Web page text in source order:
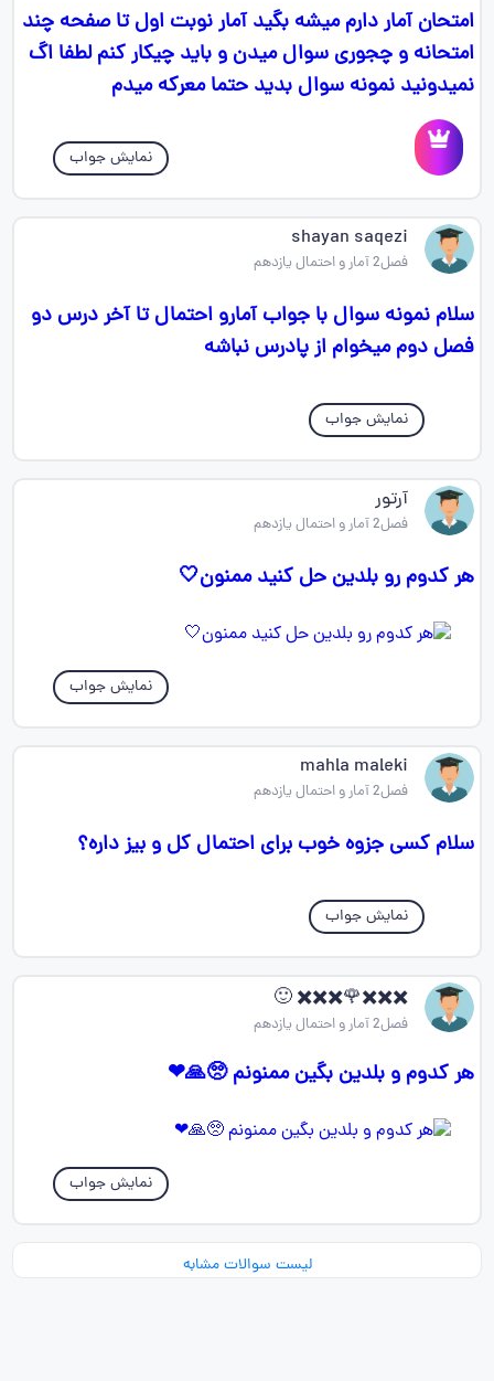
امتحان آمار دارم میشه بگید آمار نوبت اول تا صفحه چند
امتحانه و چجوری سوال میدن و باید چیکار کنم لطفا اگ
نمیدونید نمونه سوال بدید حتما معرکه میدم
نمایش جواب
shayan saqezi
فصل2 آمار و احتمال یازدهم
سلام نمونه سوال با جواب آمارو احتمال تا آخر درس دو
فصل دوم میخوام از پادرس نباشه
نمایش جواب
آرتور
فصل2 آمار و احتمال یازدهم
هر کدوم رو بلدین حل کنید ممنون🤍
نمایش جواب
mahla maleki
فصل2 آمار و احتمال یازدهم
سلام کسی جزوه خوب برای احتمال کل و بیز داره؟
نمایش جواب
✖️✖️✖️🌹✖️✖️✖️ 🙂
فصل2 آمار و احتمال یازدهم
هر کدوم و بلدین بگین ممنونم 🥺🙏❤
نمایش جواب
لیست سوالات مشابه